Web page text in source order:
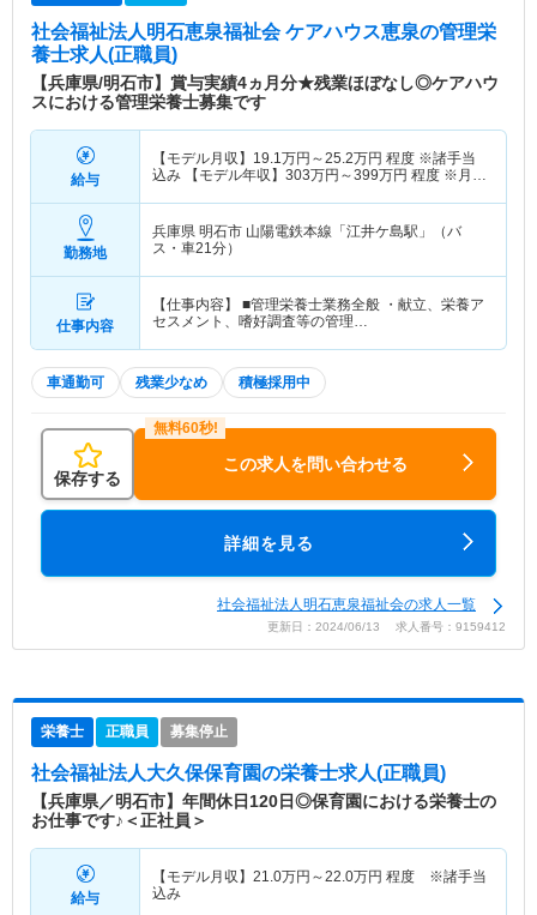
社会福祉法人明石恵泉福祉会 ケアハウス恵泉の管理栄
養士求人(正職員)
【兵庫県/明石市】賞与実績4ヵ月分★残業ほぼなし◎ケアハウ
スにおける管理栄養士募集です
給与
【モデル月収】 19.1万円～25.2万円 程度 ※諸手当
込み 【モデル年収】 303万円～399万円 程度 ※月収
勤務地
兵庫県 明石市 山陽電鉄本線「江井ケ島駅」（バ
ス・車21分）
仕事内容
【仕事内容】 ■管理栄養士業務全般 ・献立、栄養ア
セスメント、嗜好調査等の管理…
車通勤可 残業少なめ 積極採用中
保存する
この求人を問い合わせる
詳細を見る
社会福祉法人明石恵泉福祉会の求人一覧
更新日：2024/06/13 求人番号：9159412
栄養士 正職員 募集停止
社会福祉法人大久保保育園の栄養士求人(正職員)
【兵庫県／明石市】年間休日120日◎保育園における栄養士の
お仕事です♪＜正社員＞
給与
【モデル月収】 21.0万円～22.0万円 程度 ※諸手当
込み